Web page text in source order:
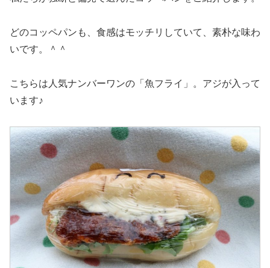
どのコッペパンも、食感はモッチリしていて、素朴な味わ
いです。＾＾
こちらは人気ナンバーワンの「魚フライ」。アジが入って
います♪